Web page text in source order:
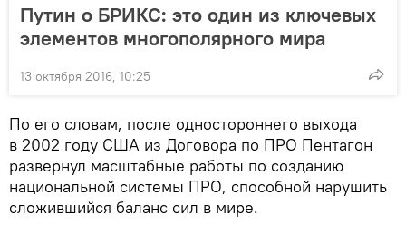
Путин о БРИКС: это один из ключевых
элементов многополярного мира
13 октября 2016, 10:25
По его словам, после одностороннего выхода
в 2002 году США из Договора по ПРО Пентагон
развернул масштабные работы по созданию
национальной системы ПРО, способной нарушить
сложившийся баланс сил в мире.